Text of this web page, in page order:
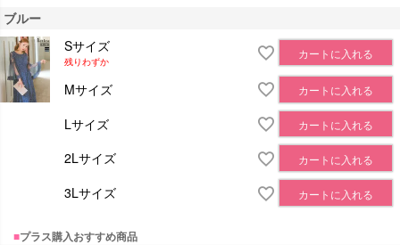
ブルー
Sサイズ
残りわずか
カートに入れる
Mサイズ カートに入れる
Lサイズ カートに入れる
2Lサイズ カートに入れる
3Lサイズ カートに入れる
■プラス購入おすすめ商品